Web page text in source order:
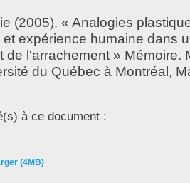
(2005). « Analogies
expérience humaine dans
de l'arrachement » Mémoire.
du Québec à Montréal,
à ce document :
(4MB)